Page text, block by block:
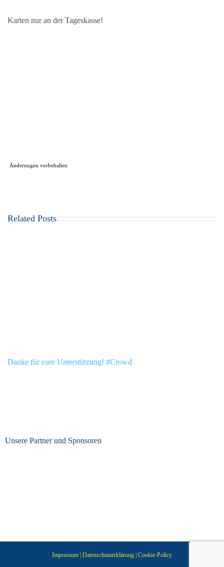
Karten nur an der Tageskasse!
Änderungen vorbehalten
Related Posts
Danke für eure Unterstützung! #Crowd
Unsere Partner und Sponsoren
Impressum Datenschutzerklärung Cookie-Policy